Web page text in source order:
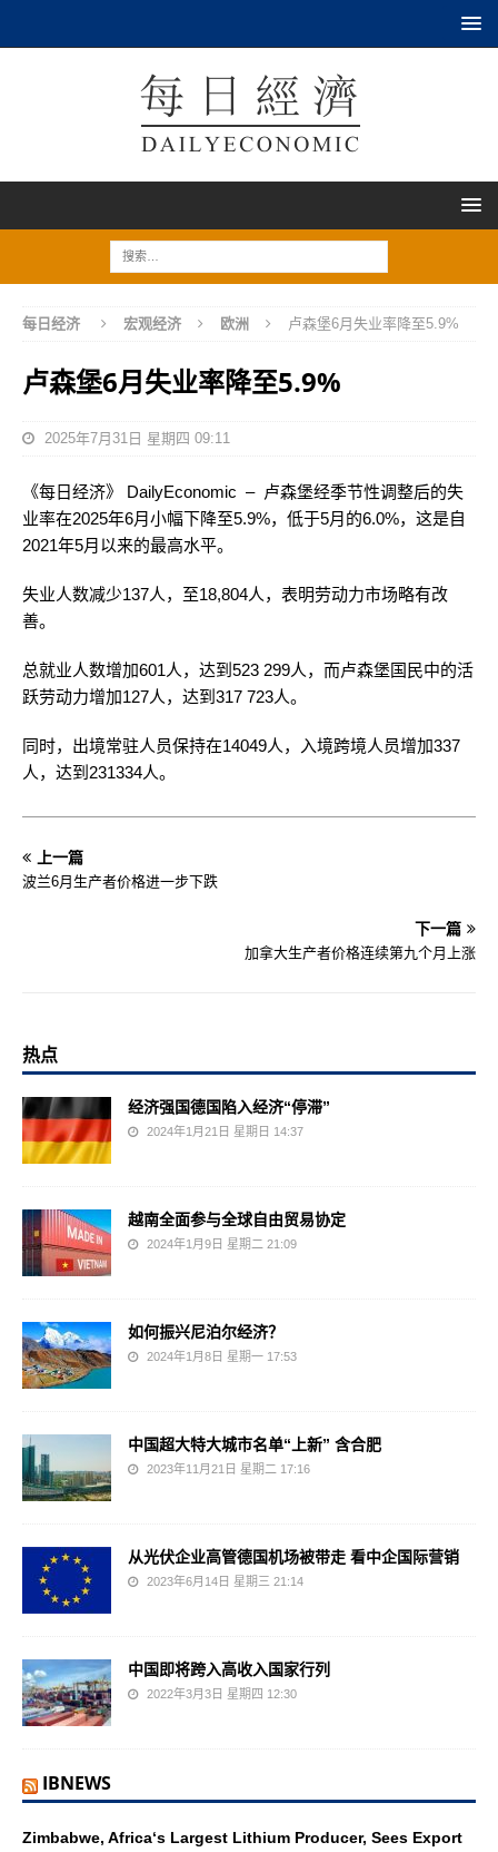
每日经济 宏观经济 欧洲 卢森堡6月失业率降至5.9%
卢森堡6月失业率降至5.9%
2025年7月31日 星期四 09:11
《每日经济》 DailyEconomic – 卢森堡经季节性调整后的失
业率在2025年6月小幅下降至5.9%，低于5月的6.0%，这是自
2021年5月以来的最高水平。
失业人数减少137人，至18,804人，表明劳动力市场略有改
善。
总就业人数增加601人，达到523 299人，而卢森堡国民中的活
跃劳动力增加127人，达到317 723人。
同时，出境常驻人员保持在14049人，入境跨境人员增加337
人，达到231334人。
上一篇
波兰6月生产者价格进一步下跌
下一篇
加拿大生产者价格连续第九个月上涨
热点
经济强国德国陷入经济“停滞”
2024年1月21日 星期日 14:37
越南全面参与全球自由贸易协定
2024年1月9日 星期二 21:09
如何振兴尼泊尔经济？
2024年1月8日 星期一 17:53
中国超大特大城市名单“上新” 含合肥
2023年11月21日 星期二 17:16
从光伏企业高管德国机场被带走 看中企国际营销
2023年6月14日 星期三 21:14
中国即将跨入高收入国家行列
2022年3月3日 星期四 12:30
IBNEWS
Zimbabwe, Africa‘s Largest Lithium Producer, Sees Export